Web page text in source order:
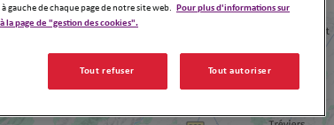
gauche de chaque page de notre site web.
Pour plus d'informations sur
la page de "gestion des cookies".
Tout refuser Tout autoriser